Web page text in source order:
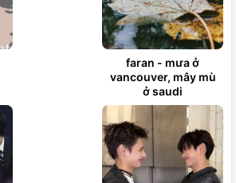
faran - mưa ở
vancouver, mây mù
ở saudi